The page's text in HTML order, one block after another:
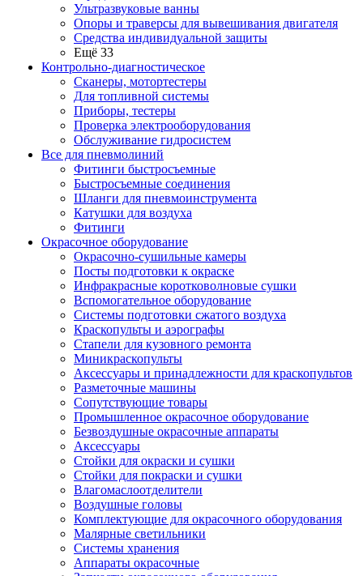
Ультразвуковые ванны
Опоры и траверсы для вывешивания двигателя
Средства индивидуальной защиты
Ещё 33
Контрольно-диагностическое
Сканеры, мотортестеры
Для топливной системы
Приборы, тестеры
Проверка электрооборудования
Обслуживание гидросистем
Все для пневмолиний
Фитинги быстросъемные
Быстросъемные соединения
Шланги для пневмоинструмента
Катушки для воздуха
Фитинги
Окрасочное оборудование
Окрасочно-сушильные камеры
Посты подготовки к окраске
Инфракрасные коротковолновые сушки
Вспомогательное оборудование
Системы подготовки сжатого воздуха
Краскопульты и аэрографы
Стапели для кузовного ремонта
Миникраскопульты
Аксессуары и принадлежности для краскопультов
Разметочные машины
Сопутствующие товары
Промышленное окрасочное оборудование
Безвоздушные окрасочные аппараты
Аксессуары
Стойки для окраски и сушки
Стойки для покраски и сушки
Влагомаслоотделители
Воздушные головы
Комплектующие для окрасочного оборудования
Малярные светильники
Системы хранения
Аппараты окрасочные